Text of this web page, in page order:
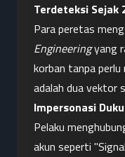
Terdeteksi Sejak
Para peretas
Engineering yang
korban tanpa perlu
adalah dua vektor
Impersonasi
Pelaku
akun seperti